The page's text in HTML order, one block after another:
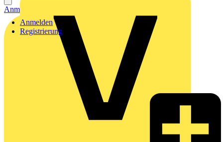
Anmelden
Registrierung
Anmelden